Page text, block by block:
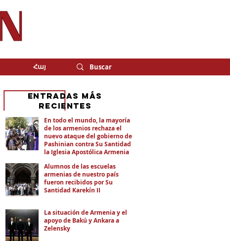
Հայ
En todo el mundo, la mayoría
de los armenios rechaza el
nuevo ataque del gobierno de
Pashinian contra Su Santidad y
la Iglesia Apostólica Armenia
Alumnos de las escuelas
armenias de nuestro país
fueron recibidos por Su
Santidad Karekín II
La situación de Armenia y el
apoyo de Bakú y Ankara a
Zelensky
eNTRADAS MÁS
RECIENTES